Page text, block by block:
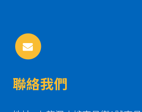
聯絡我們